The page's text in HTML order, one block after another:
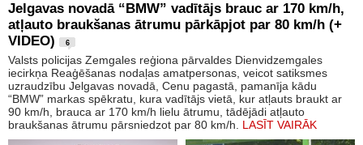
Jelgavas novadā “BMW” vadītājs brauc ar 170 km/h,
atļauto braukšanas ātrumu pārkāpjot par 80 km/h (+
VIDEO)
6
Valsts policijas Zemgales reģiona pārvaldes Dienvidzemgales
iecirkņa Reaģēšanas nodaļas amatpersonas, veicot satiksmes
uzraudzību Jelgavas novadā, Cenu pagastā, pamanīja kādu
“BMW” markas spēkratu, kura vadītājs vietā, kur atļauts braukt ar
90 km/h, brauca ar 170 km/h lielu ātrumu, tādējādi atļauto
braukšanas ātrumu pārsniedzot par 80 km/h. LASĪT VAIRĀK